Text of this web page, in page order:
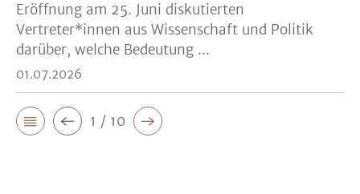
Eröffnung am 25. Juni diskutierten
Vertreter*innen aus Wissenschaft und Politik
darüber, welche Bedeutung ...
01.07.2026
1 / 10